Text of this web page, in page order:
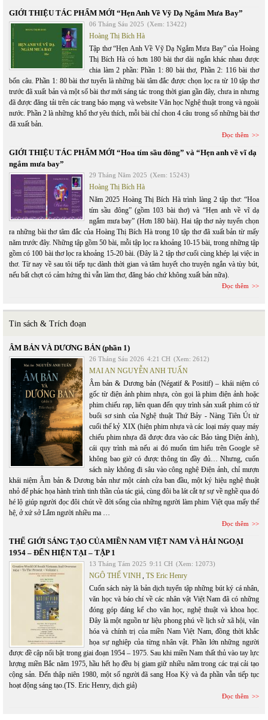
GIỚI THIỆU TÁC PHẨM MỚI “Hẹn Anh Về Vỹ Dạ Ngắm Mưa Bay”
06 Tháng Sáu 2025 (Xem: 13422)
Hoàng Thị Bích Hà
Tập thơ “Hẹn Anh Về Vỹ Dạ Ngắm Mưa Bay” của Hoàng
Thị Bích Hà có hơn 180 bài thơ dài ngắn khác nhau được
chia làm 2 phần: Phần 1: 80 bài thơ, Phần 2: 116 bài thơ
bốn câu. Phần 1: 80 bài thơ tuyển là những bài tâm đắc được chọn lọc ra từ 10 tập thơ
trước đã xuất bản và một số bài thơ mới sáng tác trong thời gian gần đây, chưa in nhưng
đã được đăng tải trên các trang báo mạng và website Văn học Nghệ thuật trong và ngoài
nước. Phần 2 là những khổ thơ yêu thích, mỗi bài chỉ chon 4 câu trong số những bài thơ
đã xuất bản.
Đọc thêm
GIỚI THIỆU TÁC PHẨM MỚI “Hoa tím sầu đông” và “Hẹn anh về vĩ dạ
ngắm mưa bay”
29 Tháng Năm 2025 (Xem: 15243)
Hoàng Thị Bích Hà
Năm 2025 Hoàng Thị Bích Hà trình làng 2 tập thơ: “Hoa
tím sầu đông” (gồm 103 bài thơ) và “Hẹn anh về vĩ dạ
ngắm mưa bay” (Hơn 180 bài). Hai tập thơ này tuyển chọn
ra những bài thơ tâm đắc của Hoàng Thị Bích Hà trong 10 tập thơ đã xuất bản từ mấy
năm trước đây. Những tập gồm 50 bài, mỗi tập lọc ra khoảng 10-15 bài, trong những tập
gồm có 100 bài thơ lọc ra khoảng 15-20 bài. (Đây là 2 tập thơ cuối cùng khép lại việc in
thơ. Từ nay về sau tôi tiếp tục dành thời gian và tâm huyết cho truyện ngắn và tùy bút,
nếu bất chợt có cảm hứng thì vẫn làm thơ, đăng báo chứ không xuất bản nữa).
Đọc thêm
Tin sách & Trích đoạn
ÂM BẢN VÀ DƯƠNG BẢN (phần 1)
26 Tháng Sáu 2026 4:21 CH (Xem: 2612)
MAI AN NGUYỄN ANH TUẤN
Âm bản & Dương bản (Négatif & Positif) – khái niệm có
gốc từ điện ảnh phim nhựa, còn gọi là phim điện ảnh hoặc
phim chiếu rạp, liên quan đến quy trình sản xuất phim có từ
buổi sơ sinh của Nghệ thuật Thứ Bảy - Nàng Tiên Út từ
cuối thế kỷ XIX (hiện phim nhựa và các loại máy quay máy
chiếu phim nhựa đã được đưa vào các Bảo tàng Điện ảnh),
cái quy trình mà nếu ai đó muốn tìm hiểu trên Google sẽ
không bao giờ có được thông tin đầy đủ… Nhưng, cuốn
sách này không đi sâu vào công nghệ Điện ảnh, chỉ mượn
khái niệm Âm bản & Dương bản như một cánh cửa ban đầu, một ký hiệu nghệ thuật
nhỏ để phác họa hành trình tinh thần của tác giả, cùng đôi ba lát cắt tự sự về nghề qua đó
hé lộ giúp người đọc đôi chút về đời sống của những người làm phim Việt qua mấy thế
hệ, ở xứ sở Lắm người nhiều ma …
Đọc thêm
THẾ GIỚI SÁNG TẠO CỦA MIỀN NAM VIỆT NAM VÀ HẢI NGOẠI
1954 – ĐẾN HIỆN TẠI – TẬP 1
13 Tháng Tám 2025 9:11 CH (Xem: 12073)
NGÔ THẾ VINH, TS Eric Henry
Cuốn sách này là bản dịch tuyển tập những bút ký cá nhân,
văn học và báo chí về các nhân vật Việt Nam đã có những
đóng góp đáng kể cho văn học, nghệ thuật và khoa học.
Đây là một nguồn tư liệu phong phú về lịch sử xã hội, văn
hóa và chính trị của miền Nam Việt Nam, đồng thời khắc
họa sự nghiệp của từng nhân vật. Phần lớn những người
được đề cập nổi bật trong giai đoạn 1954 – 1975. Sau khi miền Nam thất thủ vào tay lực
lượng miền Bắc năm 1975, hầu hết họ đều bị giam giữ nhiều năm trong các trại cải tạo
cộng sản. Đến thập niên 1980, một số người đã sang Hoa Kỳ và đa phần vẫn tiếp tục
hoạt động sáng tạo.(TS. Eric Henry, dịch giả)
Đọc thêm